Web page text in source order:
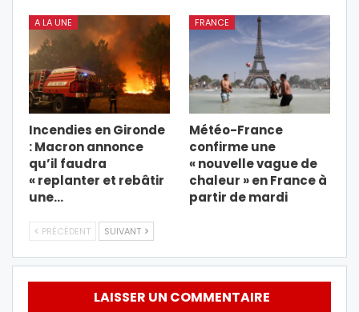
A LA UNE
Incendies en Gironde
: Macron annonce
qu’il faudra
« replanter et rebâtir
une…
FRANCE
Météo-France
confirme une
« nouvelle vague de
chaleur » en France à
partir de mardi
PRÉCÉDENT SUIVANT
LAISSER UN COMMENTAIRE